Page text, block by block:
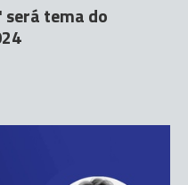
será tema do